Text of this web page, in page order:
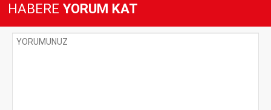
HABERE YORUM KAT